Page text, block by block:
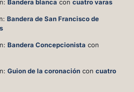
Bandera blanca concuatro varas
Bandera de San Francisco de
Bandera Concepcionista con
Guion de la coronación concuatro